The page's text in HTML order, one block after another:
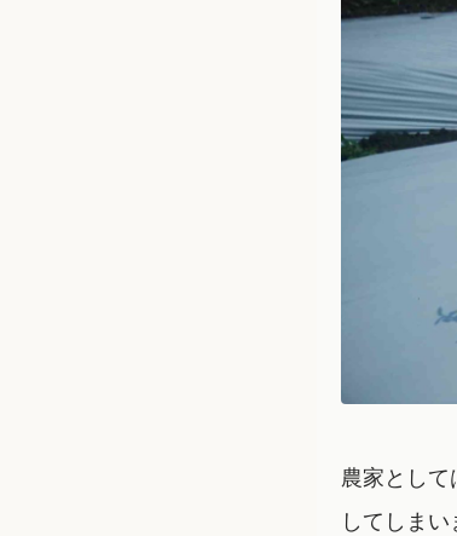
農家とし
してしまい